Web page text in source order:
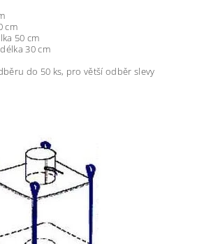
cm
50 cm
30 cm
do 50 ks, pro větší odběr slevy